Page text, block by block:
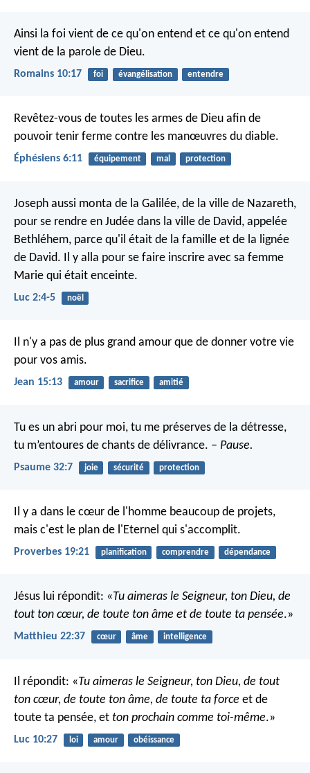
Ainsi la foi vient de ce qu'on entend et ce qu'on entend
vient de la parole de Dieu.
Romains 10:17 foi évangélisation entendre
Revêtez-vous de toutes les armes de Dieu afin de
pouvoir tenir ferme contre les manœuvres du diable.
Éphésiens 6:11 équipement mal protection
Joseph aussi monta de la Galilée, de la ville de Nazareth,
pour se rendre en Judée dans la ville de David, appelée
Bethléhem, parce qu'il était de la famille et de la lignée
de David. Il y alla pour se faire inscrire avec sa femme
Marie qui était enceinte.
Luc 2:4-5 noël
Il n'y a pas de plus grand amour que de donner votre vie
pour vos amis.
Jean 15:13 amour sacrifice amitié
Tu es un abri pour moi, tu me préserves de la détresse,
tu m’entoures de chants de délivrance. – Pause.
Psaume 32:7 joie sécurité protection
Il y a dans le cœur de l'homme beaucoup de projets,
mais c'est le plan de l'Eternel qui s'accomplit.
Proverbes 19:21 planification comprendre dépendance
Jésus lui répondit: «Tu aimeras le Seigneur, ton Dieu, de
tout ton cœur, de toute ton âme et de toute ta pensée.»
Matthieu 22:37 cœur âme intelligence
Il répondit: «Tu aimeras le Seigneur, ton Dieu, de tout
ton cœur, de toute ton âme, de toute ta force et de
toute ta pensée, et ton prochain comme toi-même.»
Luc 10:27 loi amour obéissance